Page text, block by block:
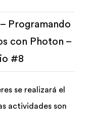
Programando
con Photon –
#8
se realizará el
actividades son